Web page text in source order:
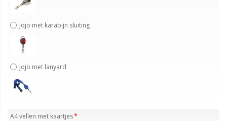
Jojo met karabijn sluiting
Jojo met lanyard
A4 vellen met kaartjes